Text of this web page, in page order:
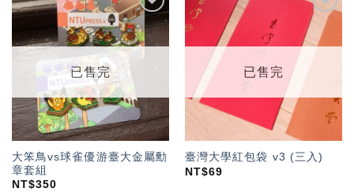
加入
「願
望輕
單」
已售完
大笨鳥vs球雀優游臺大金屬勳
章套組
NT$350
加入
「願
望輕
已售完
臺灣大學紅包袋 v3 (三入)
NT$69